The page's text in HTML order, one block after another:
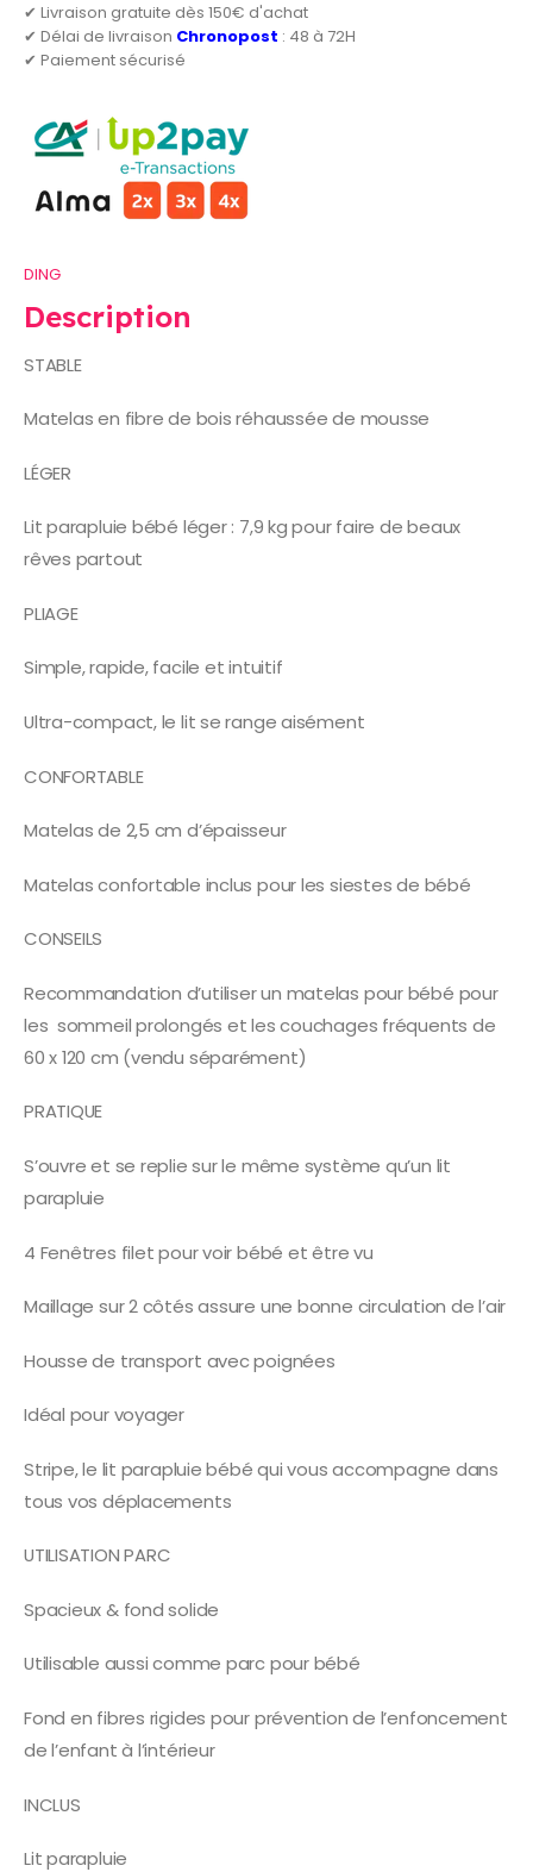
✔ Livraison gratuite dès 150€ d'achat
✔ Délai de livraison Chronopost : 48 à 72H
✔ Paiement sécurisé
DING
Description
STABLE
Matelas en fibre de bois réhaussée de mousse
LÉGER
Lit parapluie bébé léger : 7,9 kg pour faire de beaux
rêves partout
PLIAGE
Simple, rapide, facile et intuitif
Ultra-compact, le lit se range aisément
CONFORTABLE
Matelas de 2,5 cm d’épaisseur
Matelas confortable inclus pour les siestes de bébé
CONSEILS
Recommandation d’utiliser un matelas pour bébé pour
les sommeil prolongés et les couchages fréquents de
60 x 120 cm (vendu séparément)
PRATIQUE
S’ouvre et se replie sur le même système qu’un lit
parapluie
4 Fenêtres filet pour voir bébé et être vu
Maillage sur 2 côtés assure une bonne circulation de l’air
Housse de transport avec poignées
Idéal pour voyager
Stripe, le lit parapluie bébé qui vous accompagne dans
tous vos déplacements
UTILISATION PARC
Spacieux & fond solide
Utilisable aussi comme parc pour bébé
Fond en fibres rigides pour prévention de l’enfoncement
de l’enfant à l’intérieur
INCLUS
Lit parapluie